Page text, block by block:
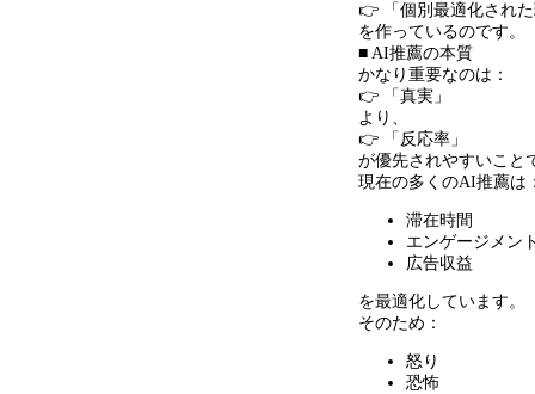
👉 「個別最適化され
を作っているのです。
■ AI推薦の本質
かなり重要なのは：
👉 「真実」
より、
👉 「反応率」
が優先されやすいこと
現在の多くのAI推薦は
滞在時間
エンゲージメン
広告収益
を最適化しています。
そのため：
怒り
恐怖